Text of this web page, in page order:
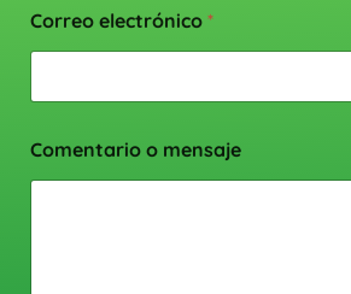
Correo electrónico *
Comentario o mensaje